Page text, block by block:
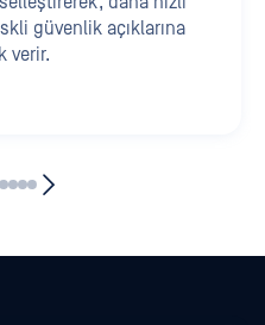
güvenlik açıklarına
verir.